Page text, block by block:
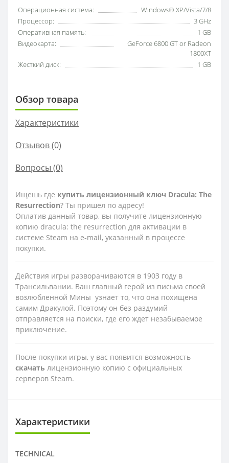
Операционная система:
Windows® XP/Vista/7/8
Процессор:
3 GHz
Оперативная память:
1 GB
Видеокарта:
GeForce 6800 GT or Radeon
1800XT
Жесткий диск:
1 GB
Обзор товара
Характеристики
Отзывов (0)
Вопросы (0)
Ищешь где купить лицензионный ключ Dracula: The
Resurrection? Ты пришел по адресу!
Оплатив данный товар, вы получите лицензионную
копию dracula: the resurrection для активации в
системе Steam на e-mail, указанный в процессе
покупки.
Действия игры разворачиваются в 1903 году в
Трансильвании. Ваш главный герой из письма своей
возлюбленной Мины узнает то, что она похищена
самим Дракулой. Поэтому он без раздумий
отправляется на поиски, где его ждет незабываемое
приключение.
После покупки игры, у вас появится возможность
скачать лицензионную копию с официальных
серверов Steam.
Характеристики
TECHNICAL